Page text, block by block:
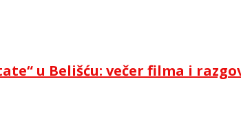
u Belišću: večer filma i